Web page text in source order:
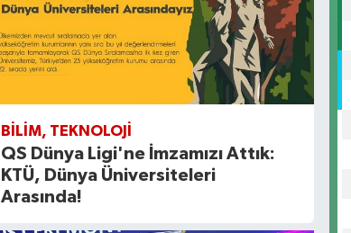
BILIM, TEKNOLOJI
QS Dünya Ligi'ne İmzamızı Attık:
KTÜ, Dünya Üniversiteleri
Arasında!